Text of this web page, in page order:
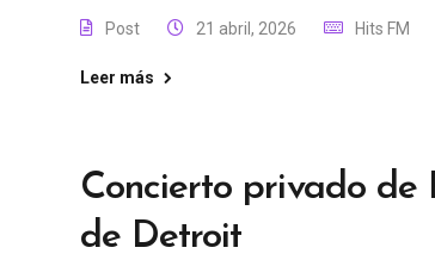
Post 21 abril, 2026 Hits FM
Leer más
Concierto privado de
de Detroit